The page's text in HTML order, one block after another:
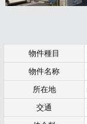
物件種目
物件名称
所在地
交通